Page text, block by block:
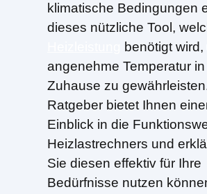
klimatische Bedingungen
dieses nützliche Tool,
benötigt
angenehme Temperatur
Zuhause zu
Ratgeber bietet Ihnen
Einblick in die
Heizlastrechners und
Sie diesen effektiv für Ihre
Bedürfnisse nutzen